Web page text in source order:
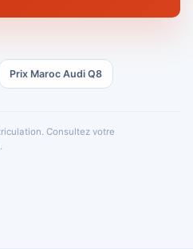
Prix Maroc Audi Q8
Consultez votre